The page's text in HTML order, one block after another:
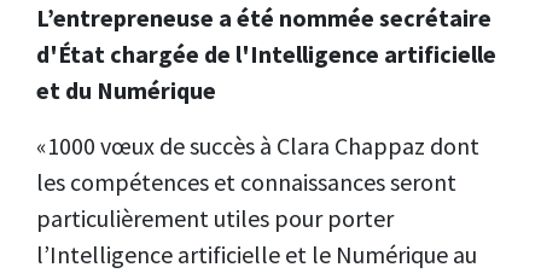
L’entrepreneuse a été nommée secrétaire
d'État chargée de l'Intelligence artificielle
et du Numérique
«1000 vœux de succès à Clara Chappaz dont
les compétences et connaissances seront
particulièrement utiles pour porter
l’Intelligence artificielle et le Numérique au